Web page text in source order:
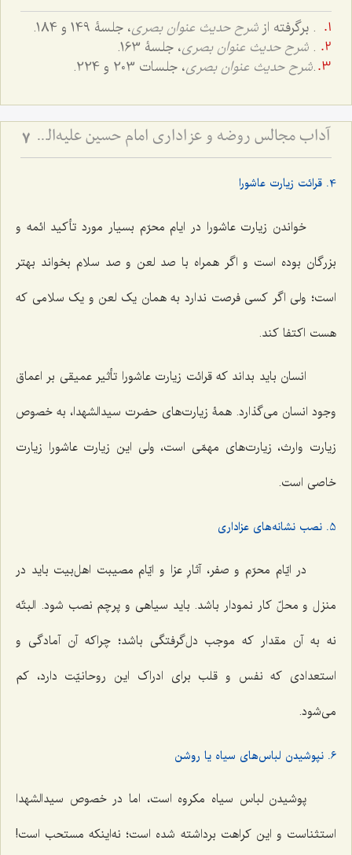
. برگرفته از شرح حدیث عنوان بصری، جلسۀ 149 و 184.
. شرح حدیث عنوان بصری، جلسۀ 163.
.شرح حدیث عنوان بصری، جلسات 203 و 224.
آداب مجالس روضه و عزاداری امام حسین علیه‌السلام - و توصیه‌های بزرگان دربارۀ ماه‌های محرّم و صفر 7
4. قرائت زیارت عاشورا
خواندن زیارت عاشورا در ایام محرّم بسیار مورد تأکید ائمه و
بزرگان بوده است و اگر همراه با صد لعن و صد سلام بخواند بهتر
است؛ ولی اگر کسی فرصت ندارد به همان یک لعن و یک سلامی که
هست اکتفا کند.
انسان باید بداند که قرائت زیارت عاشورا تأثیر عمیقی بر اعماق
وجود انسان می‌گذارد. همۀ زیارت‌های حضرت سیدالشهدا، به خصوص
زیارت وارث، زیارت‌های مهمّی است، ولی این زیارت عاشورا زیارت
خاصی است.
5. نصب نشانه‌های عزاداری
در ایّام محرّم و صفر، آثارِ عزا و ایّام مصیبت اهل‌بیت باید در
منزل و محلّ کار نمودار باشد. باید سیاهی و پرچم نصب شود. البتّه
نه به آن مقدار که موجب دل‌گرفتگی باشد؛ چراکه آن آمادگی و
استعدادی که نفس و قلب برای ادراک این روحانیّت دارد، کم
می‌شود.
6. نپوشیدن لباس‌های سیاه یا روشن
پوشیدن لباس سیاه مکروه است، اما در خصوص سیدالشهدا
استثناست و این کراهت برداشته شده است؛ نه‌اینکه مستحب است!